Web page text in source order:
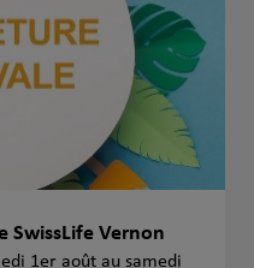
SwissLife Vernon
1er août au samedi